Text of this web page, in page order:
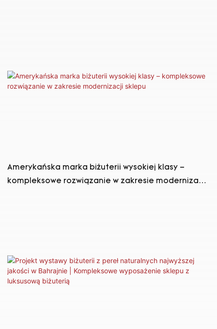
Amerykańska marka biżuterii wysokiej klasy –
kompleksowe rozwiązanie w zakresie modernizacji